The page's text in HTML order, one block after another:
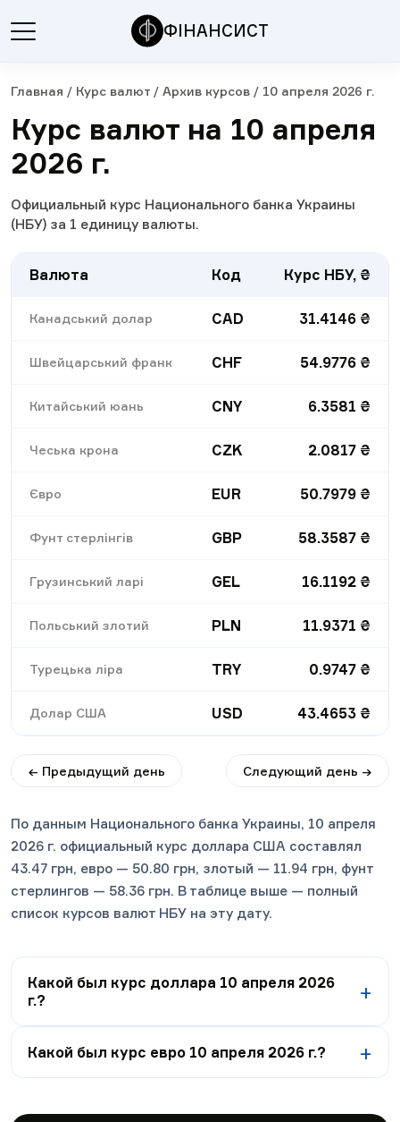
ФІНАНСИСТ
Главная / Курс валют / Архив курсов / 10 апреля 2026 г.
Курс валют на 10 апреля
2026 г.
Официальный курс Национального банка Украины
(НБУ) за 1 единицу валюты.
Валюта Код Курс НБУ, ₴
Канадський долар CAD 31.4146 ₴
Швейцарський франк CHF 54.9776 ₴
Китайський юань CNY 6.3581 ₴
Чеська крона CZK 2.0817 ₴
Євро EUR 50.7979 ₴
Фунт стерлінгів GBP 58.3587 ₴
Грузинський ларі GEL 16.1192 ₴
Польський злотий PLN 11.9371 ₴
Турецька ліра TRY 0.9747 ₴
Долар США USD 43.4653 ₴
← Предыдущий день Следующий день →
По данным Национального банка Украины, 10 апреля
2026 г. официальный курс доллара США составлял
43.47 грн, евро — 50.80 грн, злотый — 11.94 грн, фунт
стерлингов — 58.36 грн. В таблице выше — полный
список курсов валют НБУ на эту дату.
Какой был курс доллара 10 апреля 2026
г.?
Какой был курс евро 10 апреля 2026 г.?